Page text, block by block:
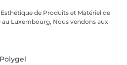
de Produits et Matériel de
Nous vendons aux